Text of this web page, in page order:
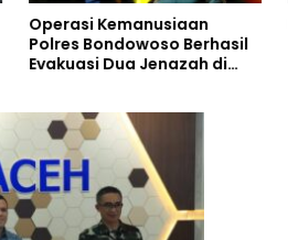
Operasi Kemanusiaan
Polres Bondowoso Berhasil
Evakuasi Dua Jenazah di